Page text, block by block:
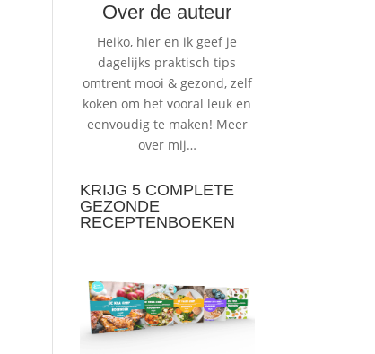
Over de auteur
Heiko, hier en ik geef je
dagelijks praktisch tips
omtrent mooi & gezond, zelf
koken om het vooral leuk en
eenvoudig te maken! Meer
over mij…
KRIJG 5 COMPLETE
GEZONDE
RECEPTENBOEKEN